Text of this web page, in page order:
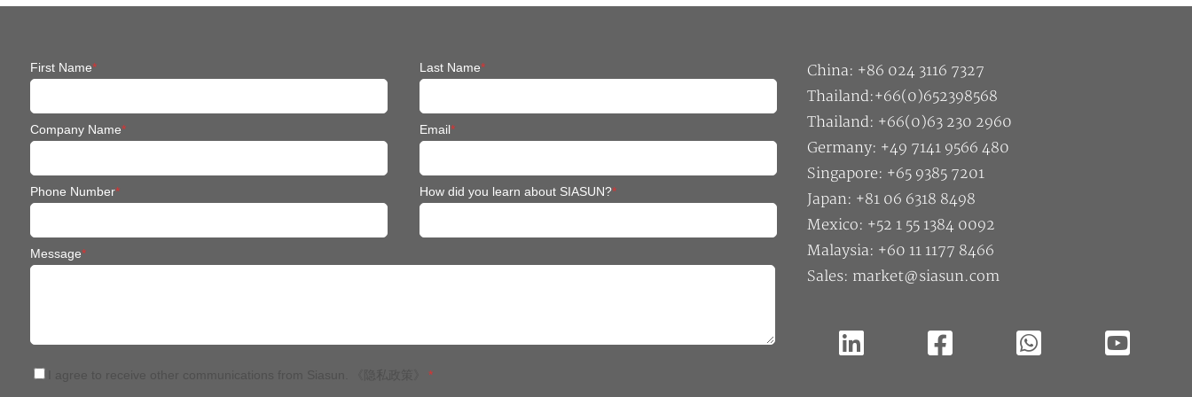
First Name* Last Name*
Company Name* Email*
Phone Number* How did you learn about SIASUN?*
Message*
*
China: +86 024 3116 7327
Thailand:+66(0)652398568
Thailand: +66(0)63 230 2960
Germany: +49 7141 9566 480
Singapore: +65 9385 7201
Japan: +81 06 6318 8498
Mexico: +52 1 55 1384 0092
Malaysia: +60 11 1177 8466
Sales: market@siasun.com